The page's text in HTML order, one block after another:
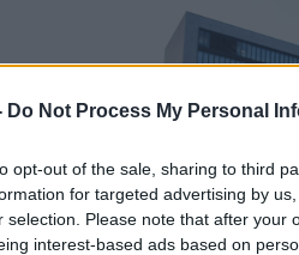
Do Not Process My Personal
opt-out of the sale, sharing to third
for targeted advertising by
selection. Please note that after your
interest-based ads based on
Ευρώπη από
στα